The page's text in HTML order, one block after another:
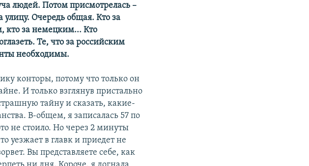
людей. Потом присмотрелась –
улицу. Очередь общая. Кто за
кто за немецким... Кто
Те, что за российским
необходимы.
конторы, потому что только он
И только взглянув пристально
тайну и сказать, какие-
В-общем, я записалась 57 по
не стоило. Но через 2 минуты
уезжает в главк и приедет не
Вы представляете себе, как